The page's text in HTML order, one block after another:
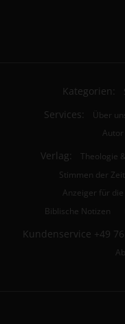
Kategorien:
Services: Über
Verlag: Theologie
Stimmen der Zeit
Anzeiger für
Biblische Notizen
Kundenservice +49